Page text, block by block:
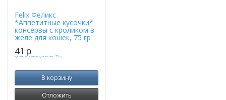
Felix Феликс
*Аппетитные кусочки*
консервы с кроликом в
желе для кошек, 75 гр
41 p
В корзину
Отложить